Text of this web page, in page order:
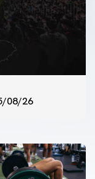
08/26
8/2026